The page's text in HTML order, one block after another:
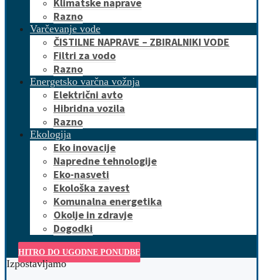
Razno
Varčevanje vode
ČISTILNE NAPRAVE – ZBIRALNIKI VODE
Filtri za vodo
Razno
Energetsko varčna vožnja
Električni avto
Hibridna vozila
Razno
Ekologija
Eko inovacije
Napredne tehnologije
Eko-nasveti
Ekološka zavest
Komunalna energetika
Okolje in zdravje
Dogodki
HITRO DO UGODNE PONUDBE
Izpostavljamo